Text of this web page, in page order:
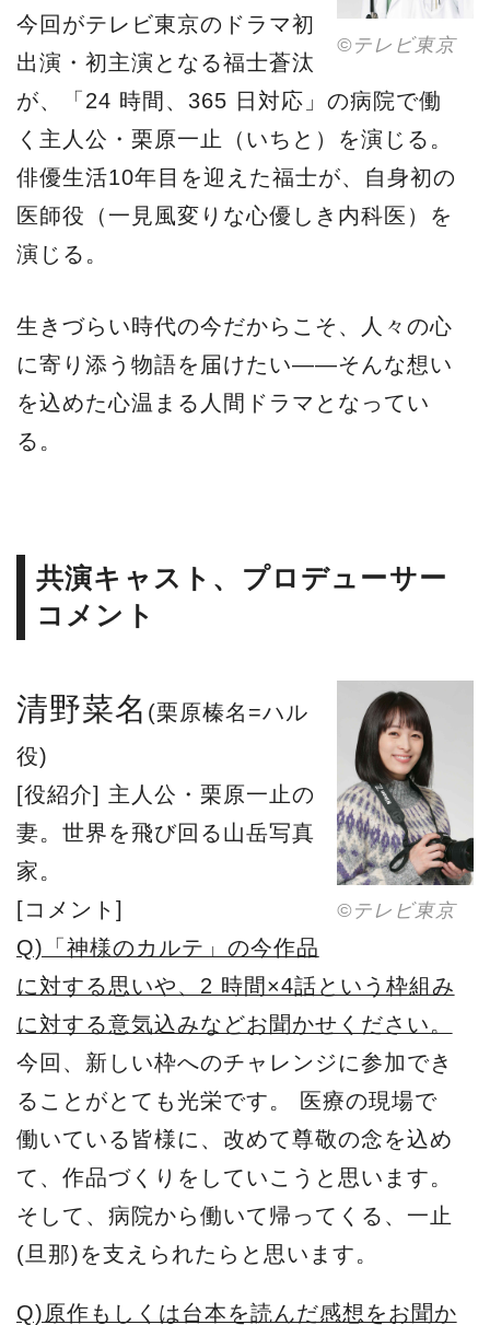
©︎テレビ東京
今回がテレビ東京のドラマ初
出演・初主演となる福士蒼汰
が、「24 時間、365 日対応」の病院で働
く主人公・栗原一止（いちと）を演じる。
俳優生活10年目を迎えた福士が、自身初の
医師役（一見風変りな心優しき内科医）を
演じる。
生きづらい時代の今だからこそ、人々の心
に寄り添う物語を届けたい――そんな想い
を込めた心温まる人間ドラマとなってい
る。
共演キャスト、プロデューサー
コメント
©︎テレビ東京
清野菜名 (栗原榛名=ハル
役)
[役紹介] 主人公・栗原一止の
妻。世界を飛び回る山岳写真
家。
[コメント]
Q)「神様のカルテ」の今作品
に対する思いや、2 時間×4話という枠組み
に対する意気込みなどお聞かせください。
今回、新しい枠へのチャレンジに参加でき
ることがとても光栄です。 医療の現場で
働いている皆様に、改めて尊敬の念を込め
て、作品づくりをしていこうと思います。
そして、病院から働いて帰ってくる、一止
(旦那)を支えられたらと思います。
Q)原作もしくは台本を読んだ感想をお聞か